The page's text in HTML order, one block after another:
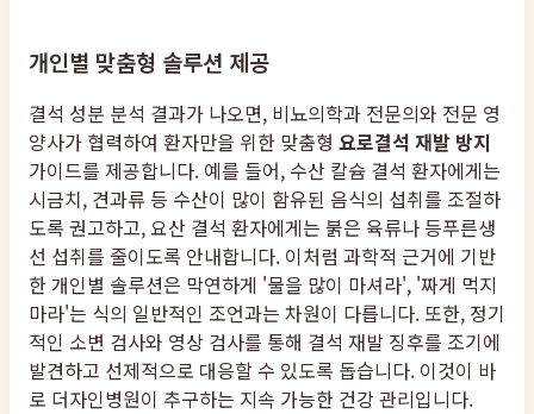
개인별 맞춤형 솔루션 제공
결석 성분 분석 결과가 나오면, 비뇨의학과 전문의와 전문 영
양사가 협력하여 환자만을 위한 맞춤형 요로결석 재발 방지
가이드를 제공합니다. 예를 들어, 수산 칼슘 결석 환자에게는
시금치, 견과류 등 수산이 많이 함유된 음식의 섭취를 조절하
도록 권고하고, 요산 결석 환자에게는 붉은 육류나 등푸른생
선 섭취를 줄이도록 안내합니다. 이처럼 과학적 근거에 기반
한 개인별 솔루션은 막연하게 '물을 많이 마셔라', '짜게 먹지
마라'는 식의 일반적인 조언과는 차원이 다릅니다. 또한, 정기
적인 소변 검사와 영상 검사를 통해 결석 재발 징후를 조기에
발견하고 선제적으로 대응할 수 있도록 돕습니다. 이것이 바
로 더자인병원이 추구하는 지속 가능한 건강 관리입니다.